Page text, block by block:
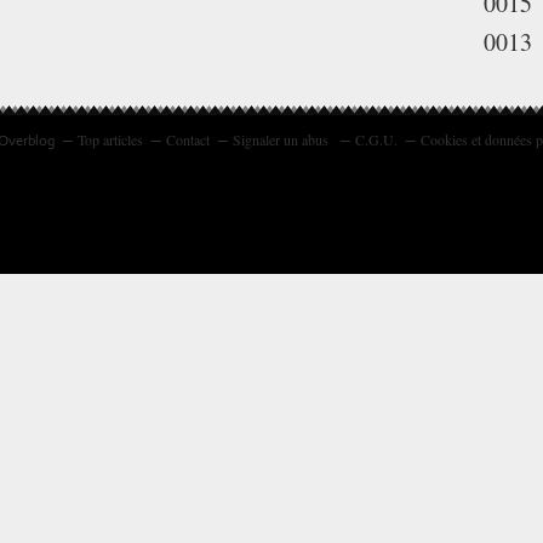
0013
Top articles Contact Signaler un abus C.G.U. Cookies et données